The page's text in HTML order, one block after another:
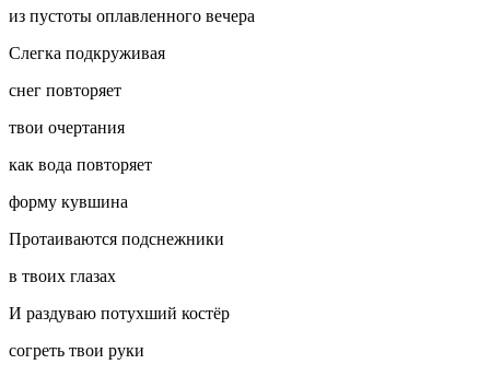
из пустоты оплавленного вечера
Слегка подкруживая
снег повторяет
твои очертания
как вода повторяет
форму кувшина
Протаиваются подснежники
в твоих глазах
И раздуваю потухший костёр
согреть твои руки